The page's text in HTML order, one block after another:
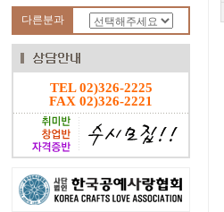
다른분과
TEL 02)326-2225
FAX 02)326-2221